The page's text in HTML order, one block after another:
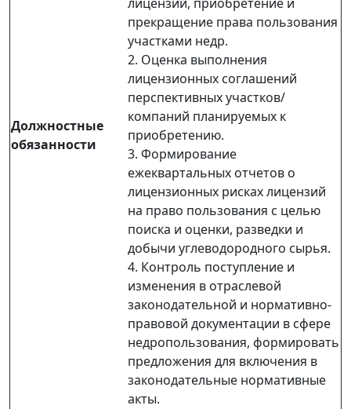
Должностные
обязанности
прекращение права пользования
участками недр.
2. Оценка выполнения
лицензионных соглашений
перспективных участков/
компаний планируемых к
приобретению.
3. Формирование
ежеквартальных отчетов о
лицензионных рисках лицензий
на право пользования с целью
поиска и оценки, разведки и
добычи углеводородного сырья.
4. Контроль поступление и
изменения в отраслевой
законодательной и нормативно-
правовой документации в сфере
недропользования, формировать
предложения для включения в
законодательные нормативные
акты.